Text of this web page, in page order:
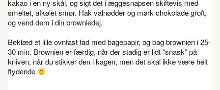
kakao i en ny skål, og sigt det i æggesnapsen skiftevis med
smeltet, afkølet smør. Hak valnødder og mørk chokolade groft,
og vend dem i din browniedej.
Beklæd et lille ovnfast fad med bagepapir, og bag brownien i 25-
30 min. Brownien er færdig, når der stadig er lidt “snask” på
kniven, når du stikker den i kagen, men det skal ikke være helt
flydende